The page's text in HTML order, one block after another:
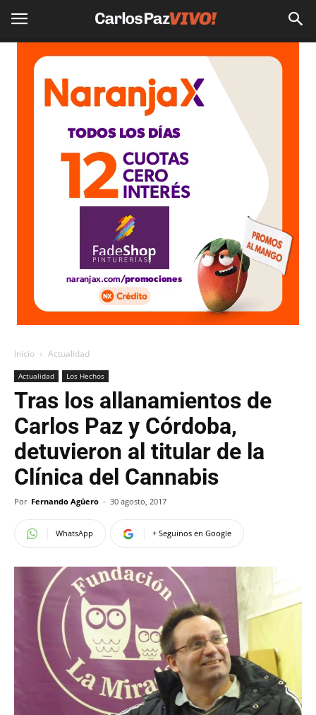
Inicio Actualidad
Actualidad Los Hechos
Tras los allanamientos de
Carlos Paz y Córdoba,
detuvieron al titular de la
Clínica del Cannabis
Por Fernando Agüero - 30 agosto, 2017
WhatsApp + Seguinos en Google